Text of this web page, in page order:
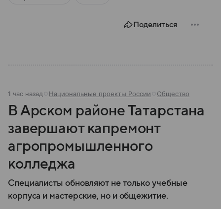
Поделиться
1 час назад Национальные проекты России Общество
В Арском районе Татарстана
завершают капремонт
агропромышленного
колледжа
Специалисты обновляют не только учебные
корпуса и мастерские, но и общежитие.